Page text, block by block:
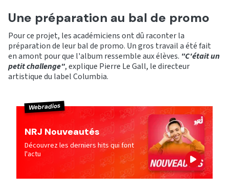
Une préparation au bal de promo
Pour ce projet, les académiciens ont dû raconter la
préparation de leur bal de promo. Un gros travail a été fait
en amont pour que l'album ressemble aux élèves. "C'était un
petit challenge", explique Pierre Le Gall, le directeur
artistique du label Columbia.
Webradios
NRJ Nouveautés
Découvrez les derniers hits qui font
l'actu